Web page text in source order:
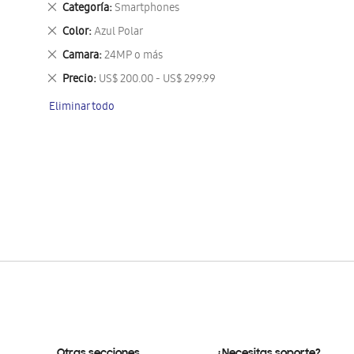
Categoría Smartphones
Eliminar
este
artículo
Color Azul Polar
Eliminar
este
artículo
Camara 24MP o más
Eliminar
este
artículo
Precio US$ 200.00 - US$ 299.99
Eliminar
artículo
Eliminar todo